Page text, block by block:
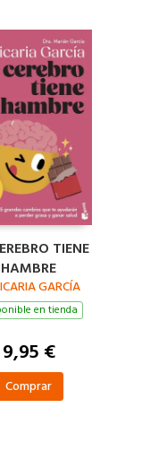
TIENE
HAMBRE
GARCÍA
en tienda
9,95 €
Comprar